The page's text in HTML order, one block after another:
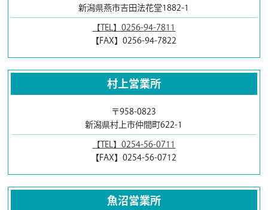
新潟県燕市吉田法花堂1882-1
【TEL】0256-94-7811
【FAX】0256-94-7822
村上営業所
〒958-0823
新潟県村上市仲間町622-1
【TEL】0254-56-0711
【FAX】0254-56-0712
魚沼営業所